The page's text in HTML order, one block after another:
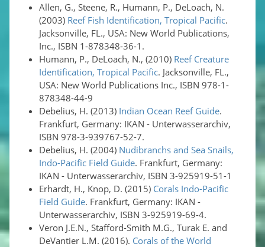
Allen, G., Steene, R., Humann, P., DeLoach, N.
(2003) Reef Fish Identification, Tropical Pacific.
Jacksonville, FL., USA: New World Publications,
Inc., ISBN 1-878348-36-1.
Humann, P., DeLoach, N., (2010) Reef Creature
Identification, Tropical Pacific. Jacksonville, FL.,
USA: New World Publications Inc., ISBN 978-1-
878348-44-9
Debelius, H. (2013) Indian Ocean Reef Guide.
Frankfurt, Germany: IKAN - Unterwasserarchiv,
ISBN 978-3-939767-52-7.
Debelius, H. (2004) Nudibranchs and Sea Snails,
Indo-Pacific Field Guide. Frankfurt, Germany:
IKAN - Unterwasserarchiv, ISBN 3-925919-51-1
Erhardt, H., Knop, D. (2015) Corals Indo-Pacific
Field Guide. Frankfurt, Germany: IKAN -
Unterwasserarchiv, ISBN 3-925919-69-4.
Veron J.E.N., Stafford-Smith M.G., Turak E. and
DeVantier L.M. (2016). Corals of the World